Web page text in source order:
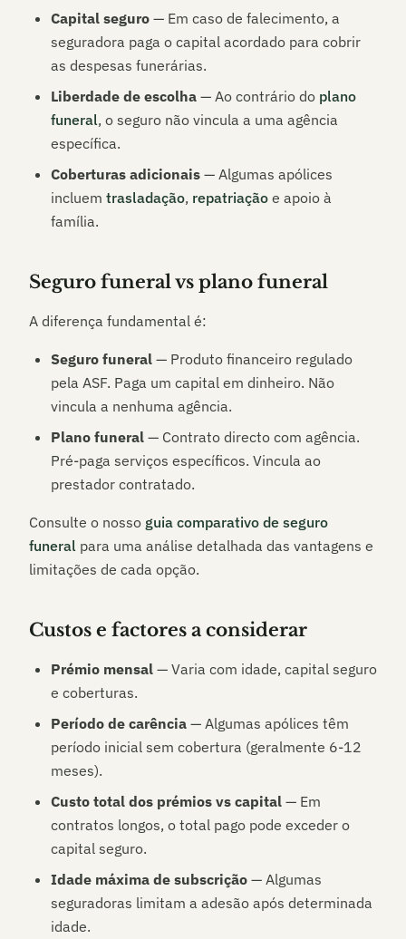
Capital seguro — Em caso de falecimento, a
seguradora paga o capital acordado para cobrir
as despesas funerárias.
Liberdade de escolha — Ao contrário do plano
funeral, o seguro não vincula a uma agência
específica.
Coberturas adicionais — Algumas apólices
incluem trasladação, repatriação e apoio à
família.
Seguro funeral vs plano funeral
A diferença fundamental é:
Seguro funeral — Produto financeiro regulado
pela ASF. Paga um capital em dinheiro. Não
vincula a nenhuma agência.
Plano funeral — Contrato directo com agência.
Pré-paga serviços específicos. Vincula ao
prestador contratado.
Consulte o nosso guia comparativo de seguro
funeral para uma análise detalhada das vantagens e
limitações de cada opção.
Custos e factores a considerar
Prémio mensal — Varia com idade, capital seguro
e coberturas.
Período de carência — Algumas apólices têm
período inicial sem cobertura (geralmente 6-12
meses).
Custo total dos prémios vs capital — Em
contratos longos, o total pago pode exceder o
capital seguro.
Idade máxima de subscrição — Algumas
seguradoras limitam a adesão após determinada
idade.